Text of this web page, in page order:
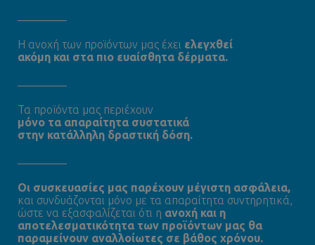
Η ανοχή των προϊόντων μας έχει ελεγχθεί
ακόμη και στα πιο ευαίσθητα δέρματα.
Τα προϊόντα μας περιέχουν
μόνο τα απαραίτητα συστατικά
στην κατάλληλη δραστική δόση.
Oι συσκευασίες μας παρέχουν μέγιστη ασφάλεια,
και συνδυάζονται μόνο με τα απαραίτητα συντηρητικά,
ώστε να εξασφαλίζεται ότι η ανοχή και η
αποτελεσματικότητα των προϊόντων μας θα
παραμείνουν αναλλοίωτες σε βάθος χρόνου.